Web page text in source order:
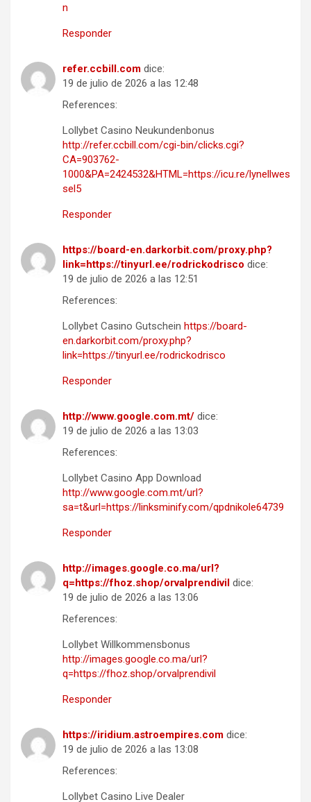
n
Responder
refer.ccbill.com dice:
19 de julio de 2026 a las 12:48
References:
Lollybet Casino Neukundenbonus
http://refer.ccbill.com/cgi-bin/clicks.cgi?
CA=903762-
1000&PA=2424532&HTML=https://icu.re/lynellwes
sel5
Responder
https://board-en.darkorbit.com/proxy.php?
link=https://tinyurl.ee/rodrickodrisco dice:
19 de julio de 2026 a las 12:51
References:
Lollybet Casino Gutschein https://board-
en.darkorbit.com/proxy.php?
link=https://tinyurl.ee/rodrickodrisco
Responder
http://www.google.com.mt/ dice:
19 de julio de 2026 a las 13:03
References:
Lollybet Casino App Download
http://www.google.com.mt/url?
sa=t&url=https://linksminify.com/qpdnikole64739
Responder
http://images.google.co.ma/url?
q=https://fhoz.shop/orvalprendivil dice:
19 de julio de 2026 a las 13:06
References:
Lollybet Willkommensbonus
http://images.google.co.ma/url?
q=https://fhoz.shop/orvalprendivil
Responder
https://iridium.astroempires.com dice:
19 de julio de 2026 a las 13:08
References:
Lollybet Casino Live Dealer